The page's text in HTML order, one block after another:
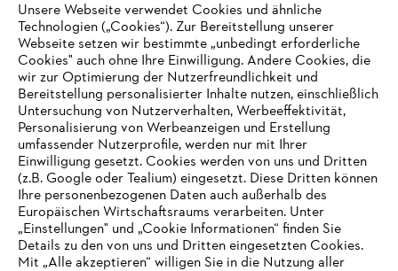
Bleib auf dem Laufenden mit dem STIHL
Newsletter
E-Mail-Adresse
Jetzt 10 € Gutschein sichern
Unsere Webseite verwendet Cookies und ähnliche
Technologien („Cookies“). Zur Bereitstellung unserer
Webseite setzen wir bestimmte „unbedingt erforderliche
Cookies" auch ohne Ihre Einwilligung. Andere Cookies, die
wir zur Optimierung der Nutzerfreundlichkeit und
Bereitstellung personalisierter Inhalte nutzen, einschließlich
Untersuchung von Nutzerverhalten, Werbeeffektivität,
Personalisierung von Werbeanzeigen und Erstellung
umfassender Nutzerprofile, werden nur mit Ihrer
Einwilligung gesetzt. Cookies werden von uns und Dritten
(z.B. Google oder Tealium) eingesetzt. Diese Dritten können
Ihre personenbezogenen Daten auch außerhalb des
Europäischen Wirtschaftsraums verarbeiten. Unter
„Einstellungen" und „Cookie Informationen“ finden Sie
Details zu den von uns und Dritten eingesetzten Cookies.
Mit „Alle akzeptieren“ willigen Sie in die Nutzung aller